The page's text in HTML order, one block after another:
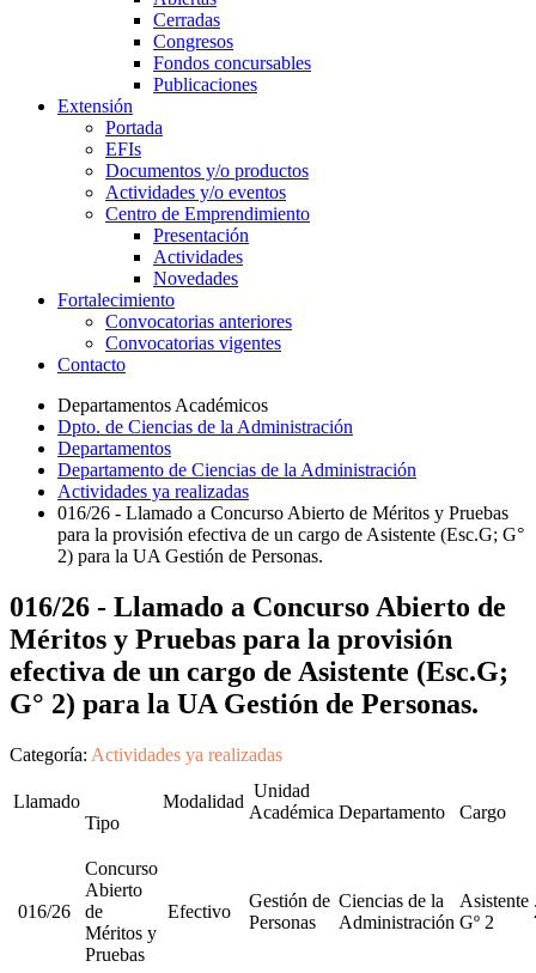
Cerradas
Congresos
Fondos concursables
Publicaciones
Extensión
Portada
EFIs
Documentos y/o productos
Actividades y/o eventos
Centro de Emprendimiento
Presentación
Actividades
Novedades
Fortalecimiento
Convocatorias anteriores
Convocatorias vigentes
Contacto
Departamentos Académicos
Dpto. de Ciencias de la Administración
Departamentos
Departamento de Ciencias de la Administración
Actividades ya realizadas
016/26 - Llamado a Concurso Abierto de Méritos y Pruebas
para la provisión efectiva de un cargo de Asistente (Esc.G; G°
2) para la UA Gestión de Personas.
016/26 - Llamado a Concurso Abierto de
Méritos y Pruebas para la provisión
efectiva de un cargo de Asistente (Esc.G;
G° 2) para la UA Gestión de Personas.
Categoría: Actividades ya realizadas
Llamado
Tipo
Modalidad
Unidad
Académica Departamento Cargo
016/26
Concurso
Abierto
de
Méritos y
Pruebas
Efectivo
Gestión de
Personas
Ciencias de la
Administración
Asistente
Gº 2